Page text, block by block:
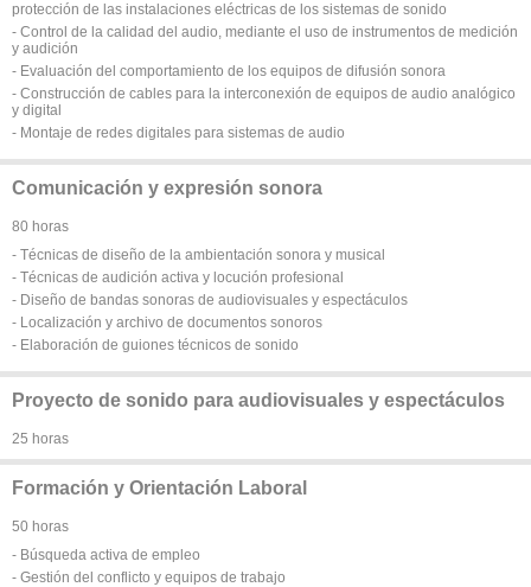
protección de las instalaciones eléctricas de los sistemas de sonido
- Control de la calidad del audio, mediante el uso de instrumentos de medición
y audición
- Evaluación del comportamiento de los equipos de difusión sonora
- Construcción de cables para la interconexión de equipos de audio analógico
y digital
- Montaje de redes digitales para sistemas de audio
Comunicación y expresión sonora
80 horas
- Técnicas de diseño de la ambientación sonora y musical
- Técnicas de audición activa y locución profesional
- Diseño de bandas sonoras de audiovisuales y espectáculos
- Localización y archivo de documentos sonoros
- Elaboración de guiones técnicos de sonido
Proyecto de sonido para audiovisuales y espectáculos
25 horas
Formación y Orientación Laboral
50 horas
- Búsqueda activa de empleo
- Gestión del conflicto y equipos de trabajo